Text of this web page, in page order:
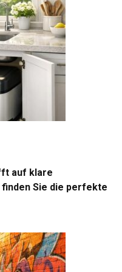
auf klare
Sie die perfekte